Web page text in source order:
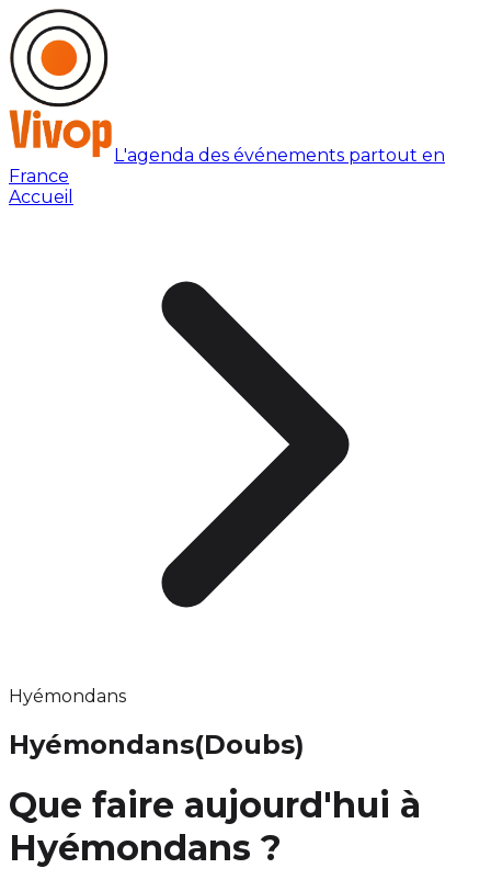
L'agenda des événements partout en
France
Accueil
Hyémondans
Hyémondans(Doubs)
Que faire aujourd'hui à
Hyémondans ?